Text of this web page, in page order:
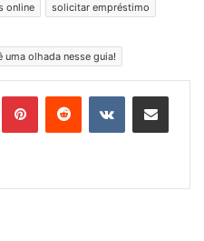
online
solicitar empréstimo
uma olhada nesse guia!